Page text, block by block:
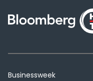
Businessweek